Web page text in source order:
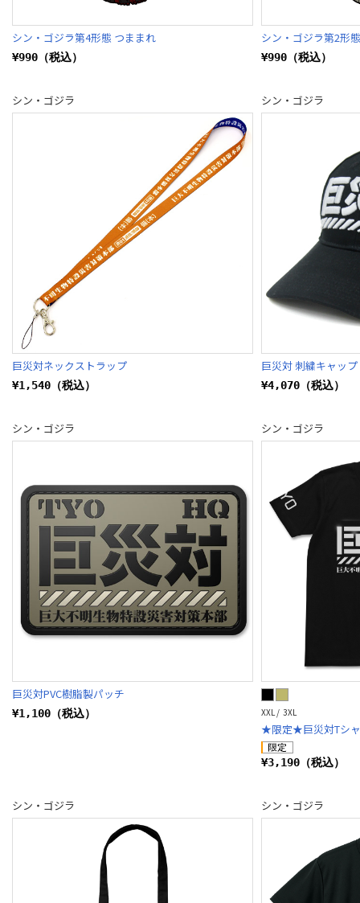
シン・ゴジラ第4形態 つままれ
¥990（税込）
シン・ゴジラ第2形
¥990（税込）
シン・ゴジラ
巨災対ネックストラップ
¥1,540（税込）
シン・ゴジラ
巨災対 刺繍キャップ
¥4,070（税込）
シン・ゴジラ
巨災対PVC樹脂製パッチ
¥1,100（税込）
シン・ゴジラ
XXL / 3XL
★限定★巨災対Tシャ
¥3,190（税込）
シン・ゴジラ シン・ゴジラ